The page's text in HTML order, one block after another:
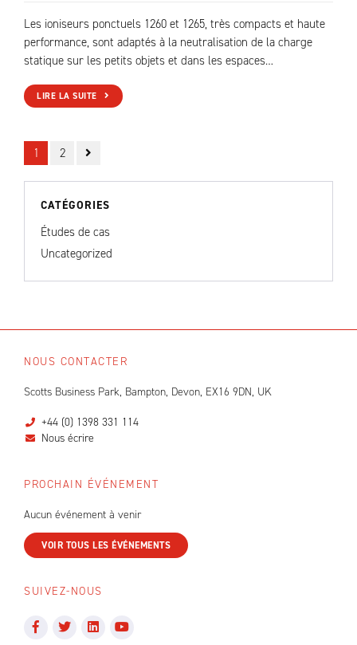
Les ioniseurs ponctuels 1260 et 1265, très compacts et haute
performance, sont adaptés à la neutralisation de la charge
statique sur les petits objets et dans les espaces…
LIRE LA SUITE
1 2
CATÉGORIES
Études de cas
Uncategorized
NOUS CONTACTER
Scotts Business Park, Bampton, Devon, EX16 9DN, UK
+44 (0) 1398 331 114
Nous écrire
PROCHAIN ÉVÉNEMENT
Aucun événement à venir
VOIR TOUS LES ÉVÉNEMENTS
SUIVEZ-NOUS